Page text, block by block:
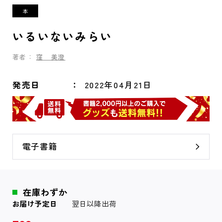
いるいないみらい
著者： 窪 美澄
発売日 2022年04月21日
電子書籍
在庫わずか
お届け予定日 翌日以降出荷